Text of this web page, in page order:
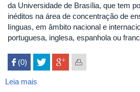
da Universidade de Brasília, que tem
inéditos na área de concentração de
línguas, em âmbito nacional e
portuguesa, inglesa, espanhola ou
 (0)
Leia mais